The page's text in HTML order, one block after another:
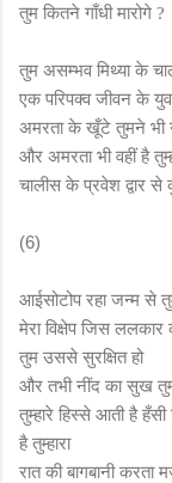
तुम कितने गाँधी मारोगे ?
तुम असम्भव मिथ्या के
एक परिपक्व जीवन के
अमरता के खूँटे तुमने भी
और अमरता भी वहीं है
चालीस के प्रवेश द्वार
(6)
आईसोटोप रहा जन्म
मेरा विक्षेप जिस ललकार
तुम उससे सुरक्षित हो
और तभी नींद का सुख
तुम्हारे हिस्से आती है
है तुम्हारा
रात की बागबानी